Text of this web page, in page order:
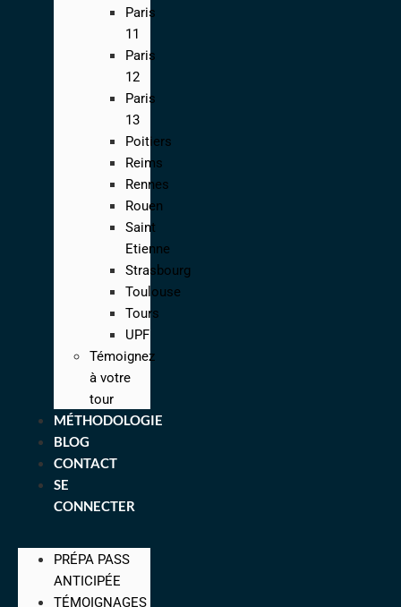
Paris
11
Paris
12
Paris
13
Poitiers
Reims
Rennes
Rouen
Saint
Etienne
Strasbourg
Toulouse
Tours
UPF
Témoignez
à votre
tour
MÉTHODOLOGIE
BLOG
CONTACT
SE
CONNECTER
PRÉPA PASS
ANTICIPÉE
TÉMOIGNAGES